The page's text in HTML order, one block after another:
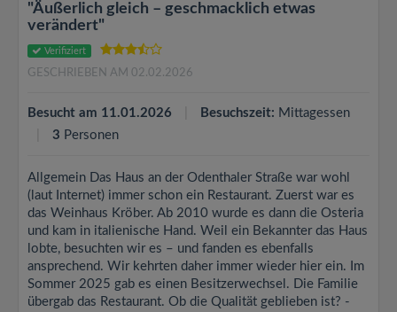
"Äußerlich gleich – geschmacklich etwas
verändert"
Verifiziert
GESCHRIEBEN AM 02.02.2026
Besucht am 11.01.2026 Besuchszeit: Mittagessen
3 Personen
Allgemein Das Haus an der Odenthaler Straße war wohl
(laut Internet) immer schon ein Restaurant. Zuerst war es
das Weinhaus Kröber. Ab 2010 wurde es dann die Osteria
und kam in italienische Hand. Weil ein Bekannter das Haus
lobte, besuchten wir es – und fanden es ebenfalls
ansprechend. Wir kehrten daher immer wieder hier ein. Im
Sommer 2025 gab es einen Besitzerwechsel. Die Familie
übergab das Restaurant. Ob die Qualität geblieben ist? -